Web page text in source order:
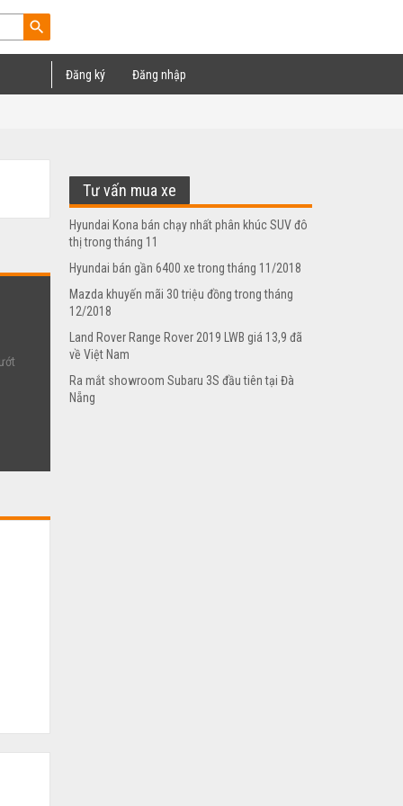
search
Đăng ký Đăng nhập
Tư vấn mua xe
Hyundai Kona bán chạy nhất phân khúc SUV đô
thị trong tháng 11
Hyundai bán gần 6400 xe trong tháng 11/2018
Mazda khuyến mãi 30 triệu đồng trong tháng
12/2018
Land Rover Range Rover 2019 LWB giá 13,9 đã
về Việt Nam
Ra mắt showroom Subaru 3S đầu tiên tại Đà
Nẵng